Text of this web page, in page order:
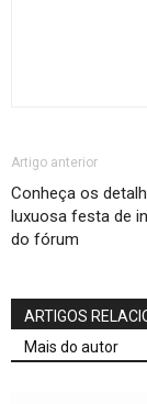
Artigo anterior
Conheça os
luxuosa festa de
do fórum
ARTIGOS
Mais do autor